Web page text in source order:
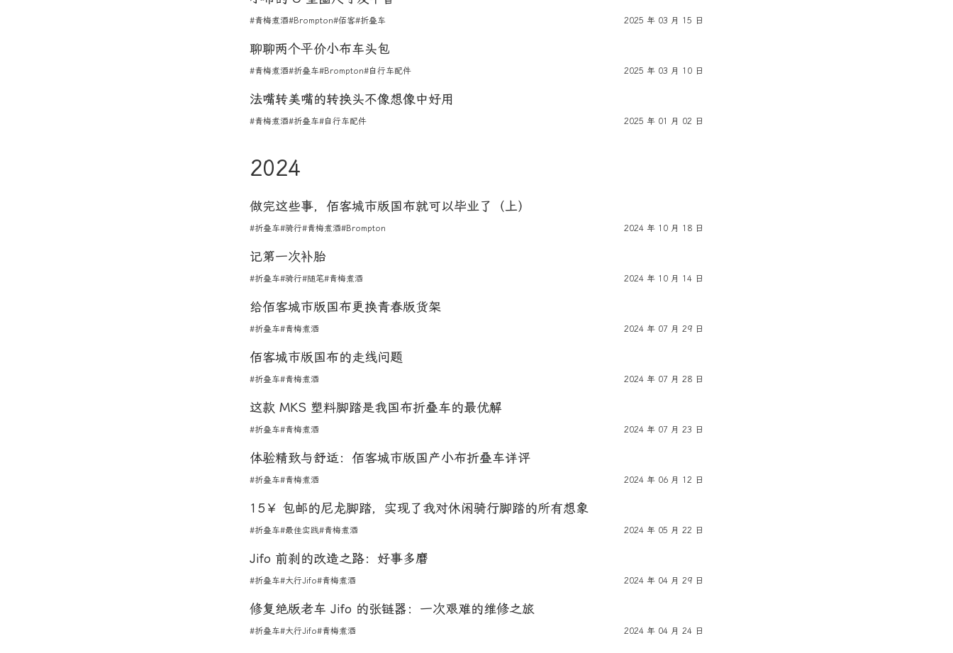
#青梅煮酒#Brompton#佰客#折叠车 2025 年 03 月 15 日
聊聊两个平价小布车头包
#青梅煮酒#折叠车#Brompton#自行车配件 2025 年 03 月 10 日
法嘴转美嘴的转换头不像想像中好用
#青梅煮酒#折叠车#自行车配件 2025 年 01 月 02 日
2024
做完这些事，佰客城市版国布就可以毕业了（上）
#折叠车#骑行#青梅煮酒#Brompton 2024 年 10 月 18 日
记第一次补胎
#折叠车#骑行#随笔#青梅煮酒 2024 年 10 月 14 日
给佰客城市版国布更换青春版货架
#折叠车#青梅煮酒 2024 年 07 月 29 日
佰客城市版国布的走线问题
#折叠车#青梅煮酒 2024 年 07 月 28 日
这款 MKS 塑料脚踏是我国布折叠车的最优解
#折叠车#青梅煮酒 2024 年 07 月 23 日
体验精致与舒适：佰客城市版国产小布折叠车详评
#折叠车#青梅煮酒 2024 年 06 月 12 日
15￥ 包邮的尼龙脚踏，实现了我对休闲骑行脚踏的所有想象
#折叠车#最佳实践#青梅煮酒 2024 年 05 月 22 日
Jifo 前刹的改造之路：好事多磨
#折叠车#大行Jifo#青梅煮酒 2024 年 04 月 29 日
修复绝版老车 Jifo 的张链器：一次艰难的维修之旅
#折叠车#大行Jifo#青梅煮酒 2024 年 04 月 24 日